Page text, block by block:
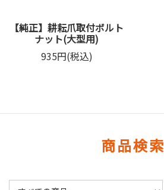
【純正】耕耘爪取付ボルト
ナット(大型用)
935円(税込)
商品検索